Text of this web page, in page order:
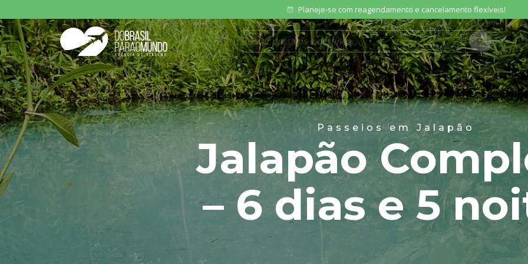
event_available Planeje-se com reagendamento e cancelamento flexíveis!
Pesquisar produtos search
Passeios em Jalapão
Jalapão
– 6 dias e 5